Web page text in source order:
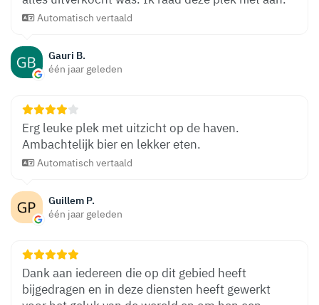
Gauri B.
één jaar geleden
Automatisch vertaald
Guillem P.
één jaar geleden
Erg leuke plek met uitzicht op de haven.
Ambachtelijk bier en lekker eten.
Automatisch vertaald
Dank aan iedereen die op dit gebied heeft
bijgedragen en in deze diensten heeft gewerkt